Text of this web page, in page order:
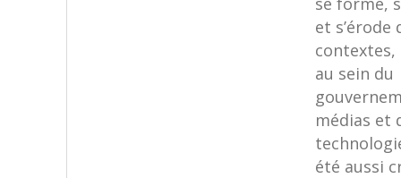
et s’érode
au sein du
médias et
été aussi